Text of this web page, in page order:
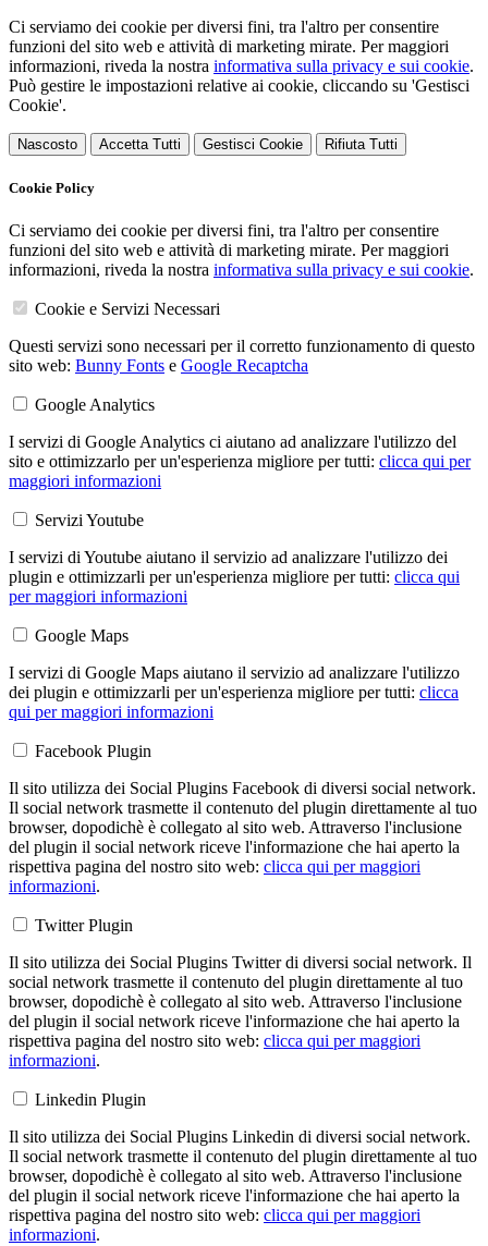
Ci serviamo dei cookie per diversi fini, tra l'altro per consentire
funzioni del sito web e attività di marketing mirate. Per maggiori
informazioni, riveda la nostra informativa sulla privacy e sui cookie.
Può gestire le impostazioni relative ai cookie, cliccando su 'Gestisci
Cookie'.
Nascosto Accetta Tutti Gestisci Cookie Rifiuta Tutti
Cookie Policy
Ci serviamo dei cookie per diversi fini, tra l'altro per consentire
funzioni del sito web e attività di marketing mirate. Per maggiori
informazioni, riveda la nostra informativa sulla privacy e sui cookie.
Cookie e Servizi Necessari
Questi servizi sono necessari per il corretto funzionamento di questo
sito web: Bunny Fonts e Google Recaptcha
Google Analytics
I servizi di Google Analytics ci aiutano ad analizzare l'utilizzo del
sito e ottimizzarlo per un'esperienza migliore per tutti: clicca qui per
maggiori informazioni
Servizi Youtube
I servizi di Youtube aiutano il servizio ad analizzare l'utilizzo dei
plugin e ottimizzarli per un'esperienza migliore per tutti: clicca qui
per maggiori informazioni
Google Maps
I servizi di Google Maps aiutano il servizio ad analizzare l'utilizzo
dei plugin e ottimizzarli per un'esperienza migliore per tutti: clicca
qui per maggiori informazioni
Facebook Plugin
Il sito utilizza dei Social Plugins Facebook di diversi social network.
Il social network trasmette il contenuto del plugin direttamente al tuo
browser, dopodichè è collegato al sito web. Attraverso l'inclusione
del plugin il social network riceve l'informazione che hai aperto la
rispettiva pagina del nostro sito web: clicca qui per maggiori
informazioni.
Twitter Plugin
Il sito utilizza dei Social Plugins Twitter di diversi social network. Il
social network trasmette il contenuto del plugin direttamente al tuo
browser, dopodichè è collegato al sito web. Attraverso l'inclusione
del plugin il social network riceve l'informazione che hai aperto la
rispettiva pagina del nostro sito web: clicca qui per maggiori
informazioni.
Linkedin Plugin
Il sito utilizza dei Social Plugins Linkedin di diversi social network.
Il social network trasmette il contenuto del plugin direttamente al tuo
browser, dopodichè è collegato al sito web. Attraverso l'inclusione
del plugin il social network riceve l'informazione che hai aperto la
rispettiva pagina del nostro sito web: clicca qui per maggiori
informazioni.